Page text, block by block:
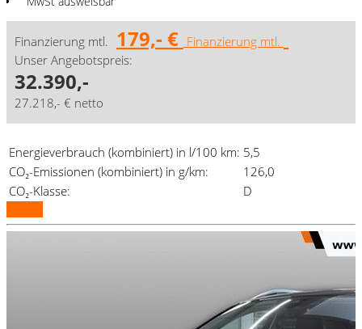
Finanzierung mtl. 179,- € Finanzierung mtl.
Unser Angebotspreis:
32.390,-
27.218,- € netto
Energieverbrauch (kombiniert) in l/100 km: 5,5
CO₂-Emissionen (kombiniert) in g/km:
126,0
CO₂-Klasse:
D